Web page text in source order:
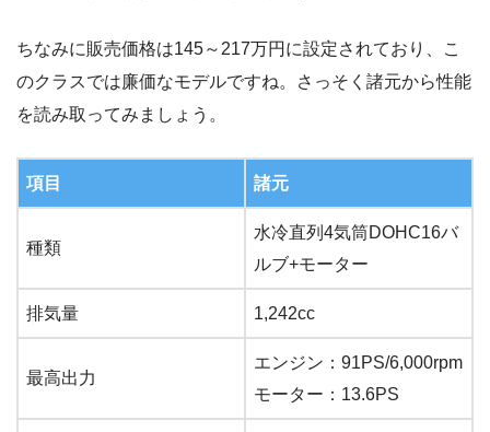
ちなみに販売価格は145～217万円に設定されており、こ
のクラスでは廉価なモデルですね。さっそく諸元から性能
を読み取ってみましょう。
項目 諸元
種類
水冷直列4気筒DOHC16バ
ルブ+モーター
排気量 1,242cc
最高出力
エンジン：91PS/6,000rpm
モーター：13.6PS